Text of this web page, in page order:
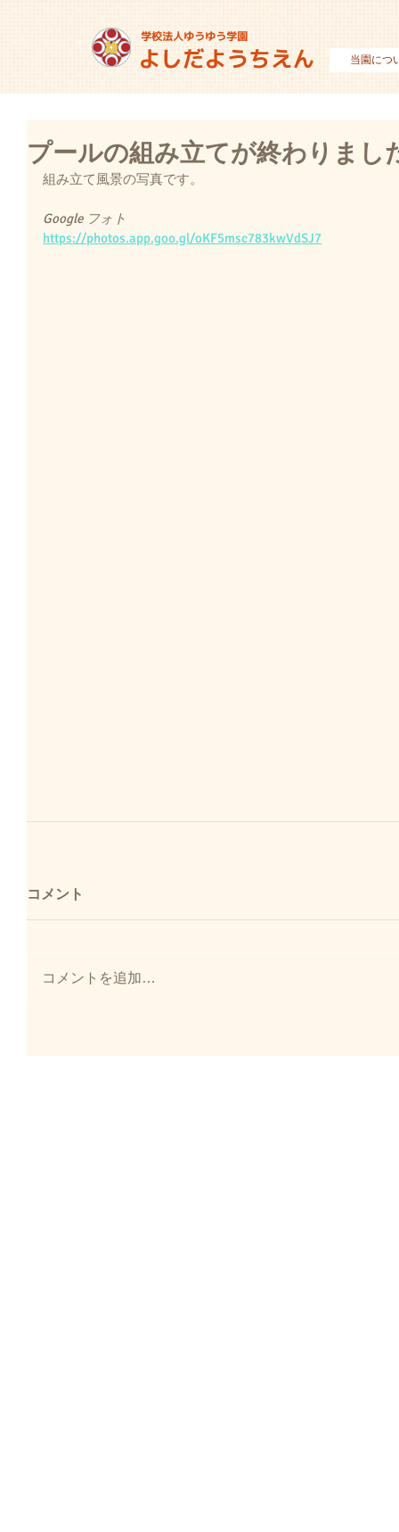
当園につ
プールの組み立てが終わりまし
組み立て風景の写真です。
Google フォト
https://photos.app.goo.gl/oKF5msc783kwVdSJ7
コメント
コメントを追加…